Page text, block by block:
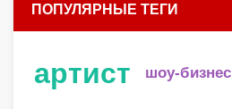
ПОПУЛЯРНЫЕ ТЕГИ
артист шоу-бизнес